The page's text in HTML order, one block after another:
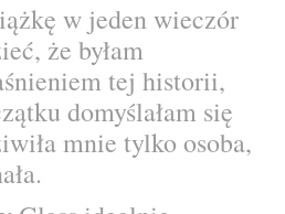
w jeden wieczór
że byłam
tej historii,
domyślałam się
mnie tylko osoba,